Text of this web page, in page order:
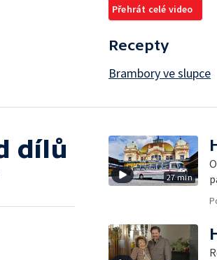
Přehrát celé video
Recepty
Brambory ve slupce
dílů
27 min